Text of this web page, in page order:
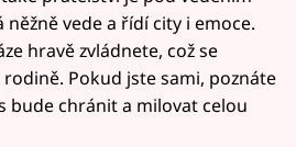
vede a řídí city i emoce.
hravě zvládnete, což se
Pokud jste sami, poznáte
bude chránit a milovat celou